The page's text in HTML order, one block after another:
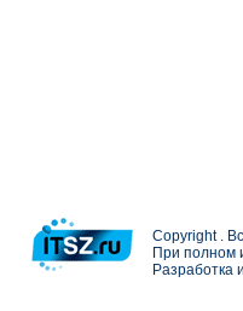
Copyright .
При полном
Разработка